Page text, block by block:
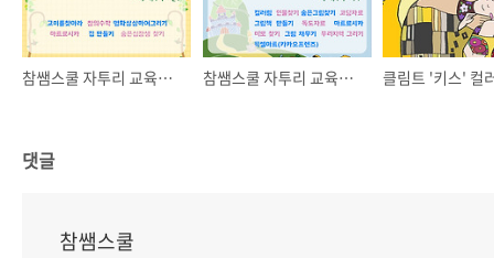
참쌤스쿨 자투리 교육자료 <PART 2> 참쌤스쿨 자투리 교육자료 <PART 1> 클림트 '키스' 컬
댓글
참쌤스쿨